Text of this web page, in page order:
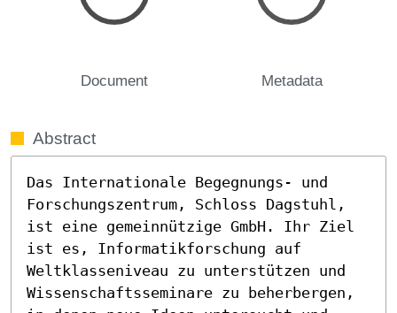
Document Metadata
Abstract
Das Internationale Begegnungs- und
Forschungszentrum, Schloss Dagstuhl,
ist eine gemeinnützige GmbH. Ihr Ziel
ist es, Informatikforschung auf
Weltklasseniveau zu unterstützen und
Wissenschaftsseminare zu beherbergen,